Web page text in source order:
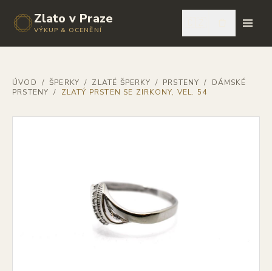
Zlato v Praze
VÝKUP & OCENĚNÍ
ÚVOD / ŠPERKY / ZLATÉ ŠPERKY / PRSTENY /
DÁMSKÉ
PRSTENY / ZLATÝ PRSTEN SE ZIRKONY, VEL. 54